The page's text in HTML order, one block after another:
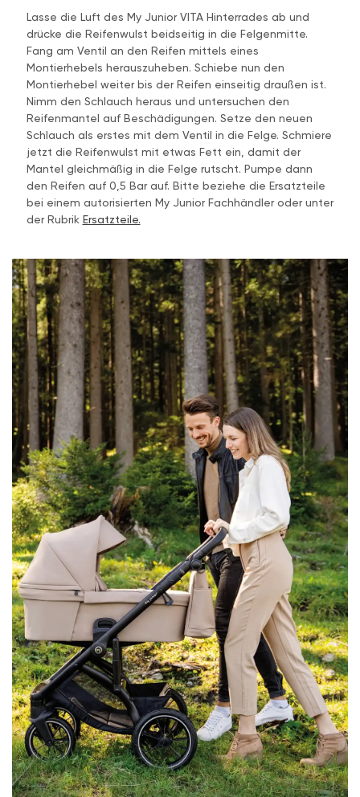
Lasse die Luft des My Junior VITA Hinterrades ab und
drücke die Reifenwulst beidseitig in die Felgenmitte.
Fang am Ventil an den Reifen mittels eines
Montierhebels herauszuheben. Schiebe nun den
Montierhebel weiter bis der Reifen einseitig draußen ist.
Nimm den Schlauch heraus und untersuchen den
Reifenmantel auf Beschädigungen. Setze den neuen
Schlauch als erstes mit dem Ventil in die Felge. Schmiere
jetzt die Reifenwulst mit etwas Fett ein, damit der
Mantel gleichmäßig in die Felge rutscht. Pumpe dann
den Reifen auf 0,5 Bar auf. Bitte beziehe die Ersatzteile
bei einem autorisierten My Junior Fachhändler oder unter
der Rubrik Ersatzteile.